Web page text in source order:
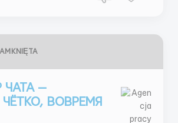
ЧАТА —
ВОВРЕМЯ